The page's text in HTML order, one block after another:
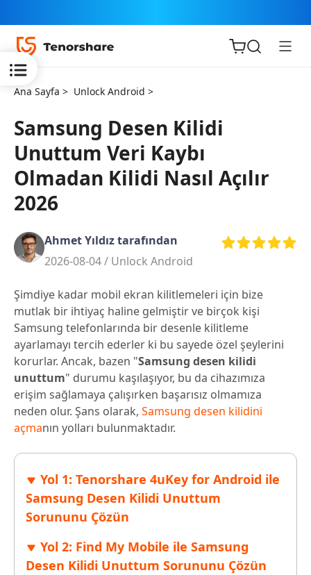
iOS için
ReiBoot
PDNob
Ana Sayfa > Unlock Android >
Samsung Desen Kilidi
Unuttum Veri Kaybı
Olmadan Kilidi Nasıl Açılır
2026
Ahmet Yıldız tarafından
2026-08-04 / Unlock Android
Şimdiye kadar mobil ekran kilitlemeleri için bize
mutlak bir ihtiyaç haline gelmiştir ve birçok kişi
Samsung telefonlarında bir desenle kilitleme
ayarlamayı tercih ederler ki bu sayede özel şeylerini
korurlar. Ancak, bazen "Samsung desen kilidi
unuttum" durumu kaşılaşıyor, bu da cihazımıza
erişim sağlamaya çalışırken başarısız olmamıza
neden olur. Şans olarak, Samsung desen kilidini
açmanın yolları bulunmaktadır.
Yol 1: Tenorshare 4uKey for Android ile
Samsung Desen Kilidi Unuttum
Sorununu Çözün
Yol 2: Find My Mobile ile Samsung
Desen Kilidi Unuttum Sorununu Çözün